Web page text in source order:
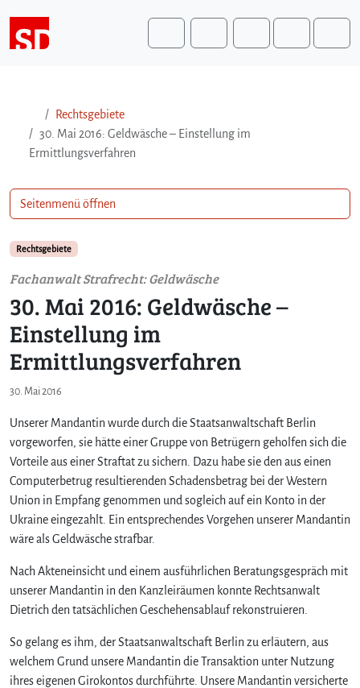
Search
Rechtsgebiete
30. Mai 2016: Geldwäsche – Einstellung im
Ermittlungsverfahren
Rechtsgebiete
Fachanwalt Strafrecht: Geldwäsche
30. Mai 2016: Geldwäsche –
Einstellung im
Ermittlungsverfahren
30. Mai 2016
Unserer Mandantin wurde durch die Staatsanwaltschaft Berlin
vorgeworfen, sie hätte einer Gruppe von Betrügern geholfen sich die
Vorteile aus einer Straftat zu sichern. Dazu habe sie den aus einen
Computerbetrug resultierenden Schadensbetrag bei der Western
Union in Empfang genommen und sogleich auf ein Konto in der
Ukraine eingezahlt. Ein entsprechendes Vorgehen unserer Mandantin
wäre als Geldwäsche strafbar.
Nach Akteneinsicht und einem ausführlichen Beratungsgespräch mit
unserer Mandantin in den Kanzleiräumen konnte Rechtsanwalt
Dietrich den tatsächlichen Geschehensablauf rekonstruieren.
So gelang es ihm, der Staatsanwaltschaft Berlin zu erläutern, aus
welchem Grund unsere Mandantin die Transaktion unter Nutzung
ihres eigenen Girokontos durchführte. Unsere Mandantin versicherte
Seitenmenü öffnen